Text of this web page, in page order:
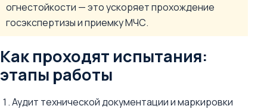
огнестойкости — это ускоряет прохождение
госэкспертизы и приемку МЧС.
Как проходят испытания:
этапы работы
Аудит технической документации и маркировки